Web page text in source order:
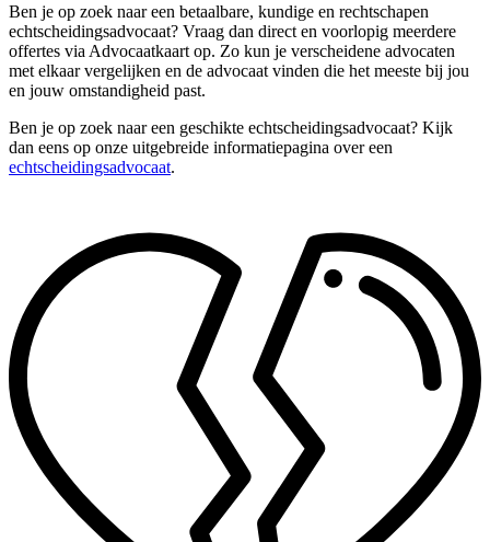
Ben je op zoek naar een betaalbare, kundige en rechtschapen
echtscheidingsadvocaat? Vraag dan direct en voorlopig meerdere
offertes via Advocaatkaart op. Zo kun je verscheidene advocaten
met elkaar vergelijken en de advocaat vinden die het meeste bij jou
en jouw omstandigheid past.
Ben je op zoek naar een geschikte echtscheidingsadvocaat? Kijk
dan eens op onze uitgebreide informatiepagina over een
echtscheidingsadvocaat.